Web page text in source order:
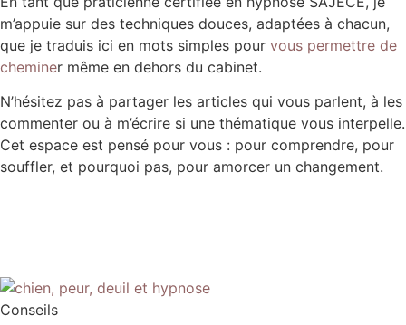
m’appuie sur des techniques douces, adaptées à chacun,
que je traduis ici en mots simples pour vous permettre de
cheminer même en dehors du cabinet.
N’hésitez pas à partager les articles qui vous parlent, à les
commenter ou à m’écrire si une thématique vous interpelle.
Cet espace est pensé pour vous : pour comprendre, pour
souffler, et pourquoi pas, pour amorcer un changement.
Conseils